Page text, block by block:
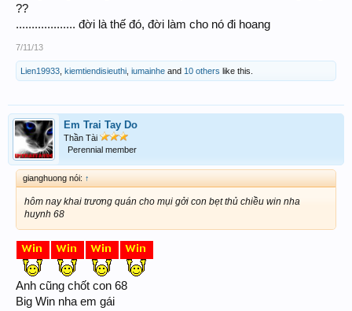
Nhưng đời ngựa hoang chết gục
.............
??
................... đời là thế đó, đời làm cho nó đi hoang
7/11/13
Lien19933 kiemtiendisieuthi iumainhe and 10 others like this.
Em Trai Tay Do
Thần Tài
Perennial member
gianghuong nói: ↑
hôm nay khai trương quán cho mụi gởi con bẹt thủ chiều win nha
huynh 68
Anh cũng chốt con 68
Big Win nha em gái